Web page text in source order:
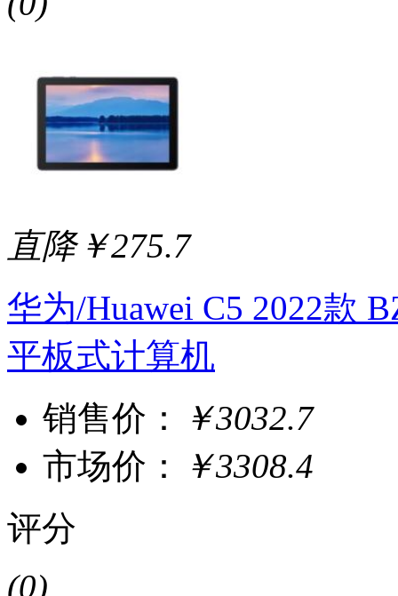
直降￥275.7
华为/Huawei C5 2022款
平板式计算机
销售价：
￥3032.7
市场价：
￥3308.4
评分
(0)